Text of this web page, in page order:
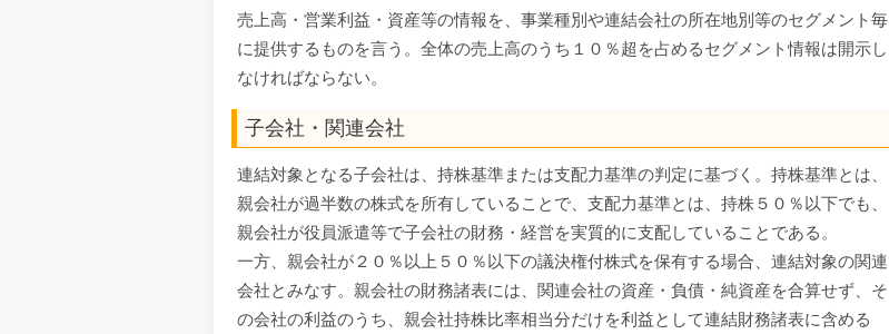
売上高・営業利益・資産等の情報を、事業種別や連結会社の所在地別等のセグメント毎
に提供するものを言う。全体の売上高のうち１０％超を占めるセグメント情報は開示し
なければならない。
子会社・関連会社
連結対象となる子会社は、持株基準または支配力基準の判定に基づく。持株基準とは、
親会社が過半数の株式を所有していることで、支配力基準とは、持株５０％以下でも、
親会社が役員派遣等で子会社の財務・経営を実質的に支配していることである。
一方、親会社が２０％以上５０％以下の議決権付株式を保有する場合、連結対象の関連
会社とみなす。親会社の財務諸表には、関連会社の資産・負債・純資産を合算せず、そ
の会社の利益のうち、親会社持株比率相当分だけを利益として連結財務諸表に含める